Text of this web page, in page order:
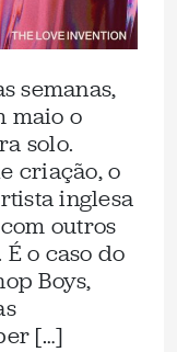
semanas,
maio o
solo.
criação, o
inglesa
outros
o caso do
Boys,
[…]